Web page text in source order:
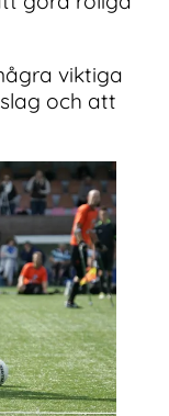
viktiga
och att